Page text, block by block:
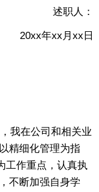
述职人：
20xx年xx月xx日
我在公司和相关业
精细化管理为指
工作重点，认真执
不断加强自身学